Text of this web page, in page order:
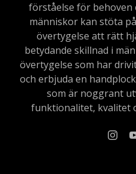
förståelse för behoven
människor kan stöta
övertygelse att rätt
betydande skillnad i
övertygelse som har
och erbjuda en
som är noggrant
funktionalitet, kvalitet